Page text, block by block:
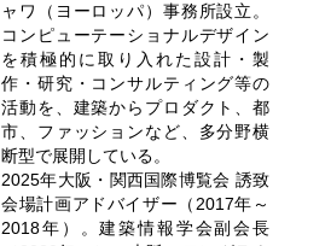
ャワ（ヨーロッパ）事務所設立。
コンピューテーショナルデザイン
を積極的に取り入れた設計・製
作・研究・コンサルティング等の
活動を、建築からプロダクト、都
市、ファッションなど、多分野横
断型で展開している。
2025年大阪・関西国際博覧会 誘致
会場計画アドバイザー（2017年～
2018年）。建築情報学会副会長